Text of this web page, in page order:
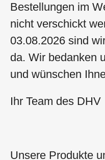
Bestellungen im
nicht verschickt
03.08.2026 sind
da. Wir bedanken
und wünschen
Ihr Team des DHV
Unsere Produkte